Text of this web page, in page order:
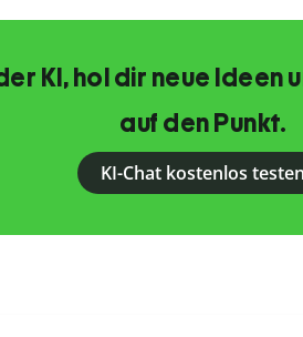
KI, hol dir neue Ideen
auf den Punkt.
KI-Chat kostenlos testen